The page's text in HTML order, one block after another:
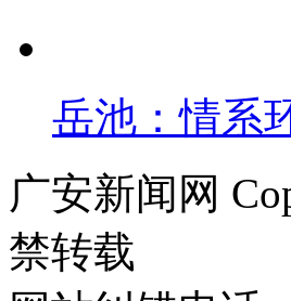
岳池：情系
广安新闻网
禁转载